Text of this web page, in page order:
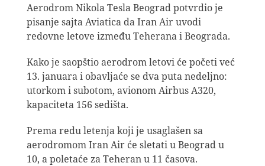
Aerodrom Nikola Tesla Beograd potvrdio je
pisanje sajta Aviatica da Iran Air uvodi
redovne letove između Teherana i Beograda.
Kako je saopštio aerodrom letovi će početi već
13. januara i obavljaće se dva puta nedeljno:
utorkom i subotom, avionom Airbus A320,
kapaciteta 156 sedišta.
Prema redu letenja koji je usaglašen sa
aerodromom Iran Air će sletati u Beograd u
10, a poletaće za Teheran u 11 časova.